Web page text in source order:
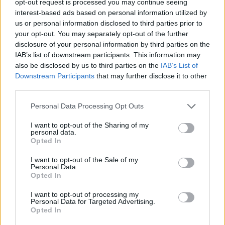
opt-out request is processed you may continue seeing
interest-based ads based on personal information utilized by
us or personal information disclosed to third parties prior to
your opt-out. You may separately opt-out of the further
disclosure of your personal information by third parties on the
IAB’s list of downstream participants. This information may
also be disclosed by us to third parties on the IAB’s List of
Downstream Participants that may further disclose it to other
Please note that this website/app uses one or more Google
not limited to your visit or usage behaviour. You may click to
grant or deny consent to Google and its third-party tags to
use your data for below specified purposes in below Google
consent section.
Personal Data Processing Opt Outs
I want to opt-out of the Sharing of my
personal data.
Opted In
I want to opt-out of the Sale of my
Personal Data.
Opted In
I want to opt-out of processing my
Personal Data for Targeted Advertising.
Opted In
Κίνα, η χώρα που κάποτε στηριζόταν η γερμανική
βιομηχανία αποφέροντάς της τεράστια κέρδη, έχει
εξελιχθεί στον μεγαλύτερο αν ταγωνιστή της.
Μια τοξική σχέση
Οι γίγαντες αυτοκινήτων της Γερμανίας πλούτισαν στην
Κίνα, μπαίνοντας στην αγορά πριν από δεκαετίες, όταν
οι εγχώριες πωλήσεις αυτοκινήτων μόλις άρχιζαν να
αυξάνονται. Η επιτυχία αυτή στις ασιατικές αγορές,
συνέβαλε στη στήριξη υψηλότερων μισθών στο
εσωτερικό της Γερμανίας.
Αυτή η τάση αντιστράφηκε το 2018, όταν η αγορά νέων
από τη δεκαετία του 1990, σημειώνοντας πτώση 3% και
μειώθηκε κατά 8% περισσότερο το 2019 προτού η
Αυτή την περίοδο, τα μερίδια αγοράς των τριών
μεγάλων γερμανικών αυτοκινητοβιομηχανιών